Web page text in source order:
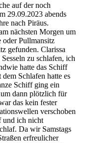
auf der noch
29.09.2023 abends
nach Piräus.
nächsten Morgen um
oder Pullmansitz
gefunden. Clarissa
zu schlafen, ich
hatte das Schiff
Schlafen hatte es
Schiff ging ein
dann plötzlich für
das kein fester
verschoben
und ich nicht
Da wir Samstags
erfreulicher